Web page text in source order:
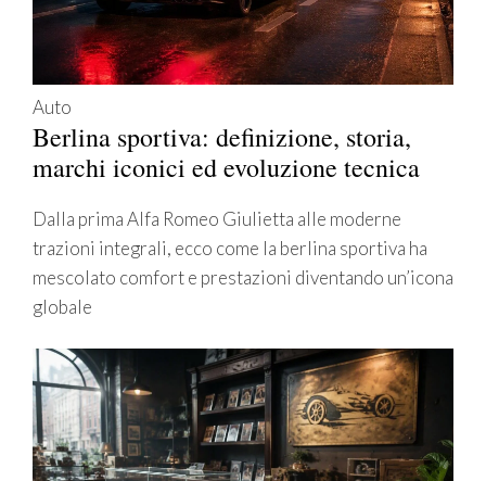
Auto
Berlina sportiva: definizione, storia,
marchi iconici ed evoluzione tecnica
Dalla prima Alfa Romeo Giulietta alle moderne
trazioni integrali, ecco come la berlina sportiva ha
mescolato comfort e prestazioni diventando un’icona
globale